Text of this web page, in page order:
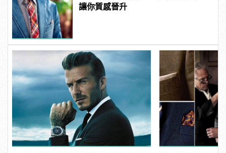
讓你質感晉升